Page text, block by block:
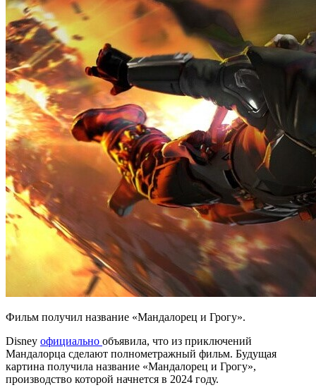
Фильм получил название «Мандалорец и Грогу».
Disney официально объявила, что из приключений
Мандалорца сделают полнометражный фильм. Будущая
картина получила название «Мандалорец и Грогу»,
производство которой начнется в 2024 году.